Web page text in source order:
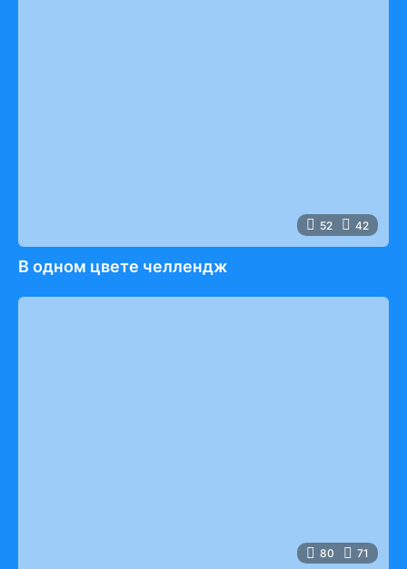
52 42
В одном цвете челлендж
80 71